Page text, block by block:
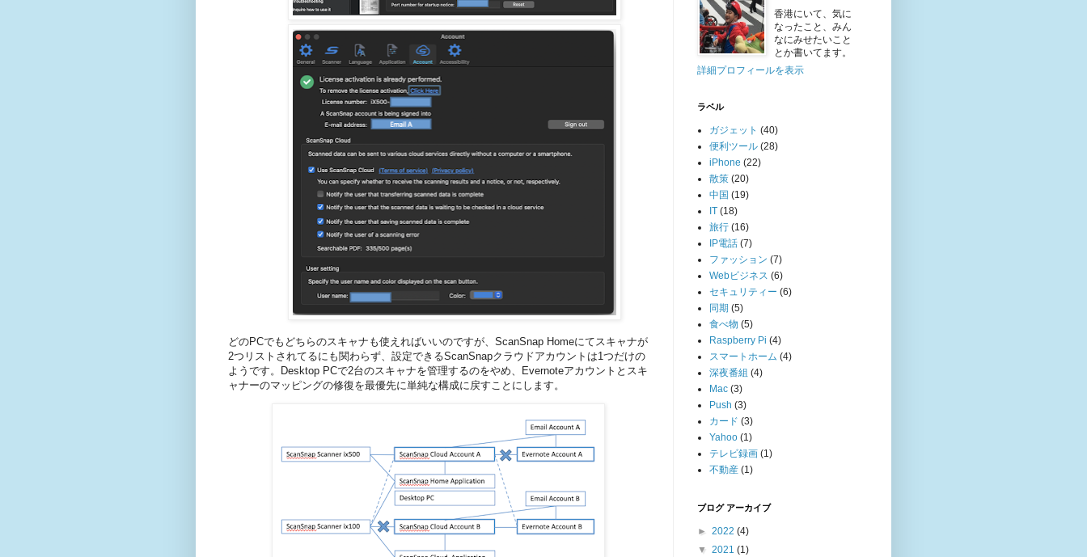
どのPCでもどちらのスキャナも使えればいいのですが、ScanSnap Homeにてスキャナが
2つリストされてるにも関わらず、設定できるScanSnapクラウドアカウントは1つだけの
ようです。Desktop PCで2台のスキャナを管理するのをやめ、Evernoteアカウントとスキ
ャナーのマッピングの修復を最優先に単純な構成に戻すことにします。
香港にいて、気に
なったこと、みん
なにみせたいこと
とか書いてます。
詳細プロフィールを表示
ラベル
ガジェット (40)
便利ツール (28)
iPhone (22)
散策 (20)
中国 (19)
IT (18)
旅行 (16)
IP電話 (7)
ファッション (7)
Webビジネス (6)
セキュリティー (6)
同期 (5)
食べ物 (5)
Raspberry Pi (4)
スマートホーム (4)
深夜番組 (4)
Mac (3)
Push (3)
カード (3)
Yahoo (1)
テレビ録画 (1)
不動産 (1)
ブログ アーカイブ
► 2022 (4)
▼ 2021 (1)